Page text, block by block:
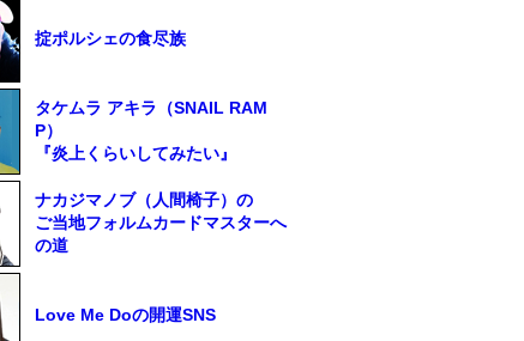
掟ポルシェの食尽族
タケムラ アキラ（SNAIL RAM
P）
『炎上くらいしてみたい』
ナカジマノブ（人間椅子）の
ご当地フォルムカードマスターへ
の道
Love Me Doの開運SNS